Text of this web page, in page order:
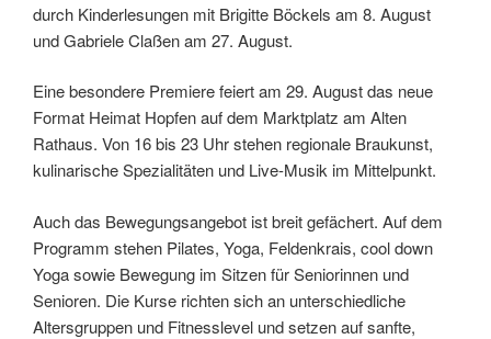
durch Kinderlesungen mit Brigitte Böckels am 8. August
und Gabriele Claßen am 27. August.
Eine besondere Premiere feiert am 29. August das neue
Format Heimat Hopfen auf dem Marktplatz am Alten
Rathaus. Von 16 bis 23 Uhr stehen regionale Braukunst,
kulinarische Spezialitäten und Live-Musik im Mittelpunkt.
Auch das Bewegungsangebot ist breit gefächert. Auf dem
Programm stehen Pilates, Yoga, Feldenkrais, cool down
Yoga sowie Bewegung im Sitzen für Seniorinnen und
Senioren. Die Kurse richten sich an unterschiedliche
Altersgruppen und Fitnesslevel und setzen auf sanfte,